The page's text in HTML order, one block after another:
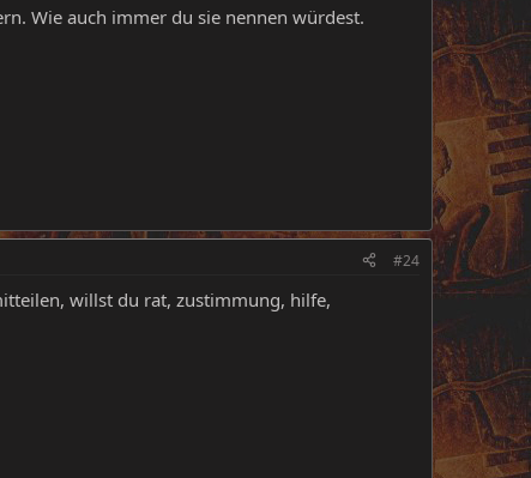
Wie auch immer du sie nennen würdest.
#24
willst du rat, zustimmung, hilfe,